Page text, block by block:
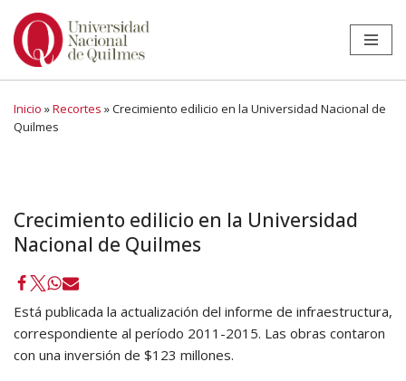
Ir
Inicio »Recortes »Crecimiento edilicio en la Universidad Nacional de
Quilmes
Crecimiento edilicio en la Universidad
Nacional de Quilmes
Está publicada la actualización del informe de infraestructura,
correspondiente al período 2011-2015. Las obras contaron
con una inversión de $123 millones.